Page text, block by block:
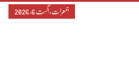
جمعرات, اگست 6, 2026